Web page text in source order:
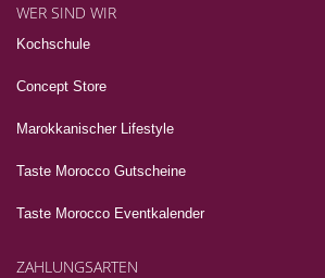
WER SIND WIR
Kochschule
Concept Store
Marokkanischer Lifestyle
Taste Morocco Gutscheine
Taste Morocco Eventkalender
ZAHLUNGSARTEN